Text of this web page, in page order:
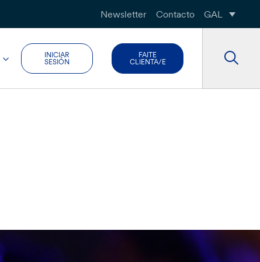
Newsletter Contacto GAL
INICIAR
SESIÓN
FAITE
CLIENTA/E